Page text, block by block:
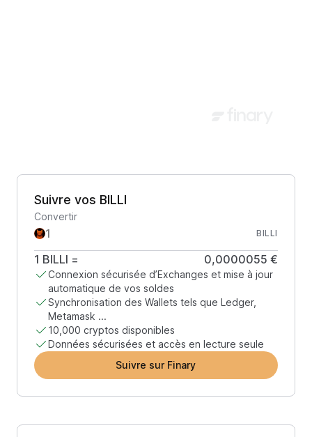
Suivre vos BILLI
Convertir
BILLI
1 BILLI = 0,0000055 €
Connexion sécurisée d’Exchanges et mise à jour
automatique de vos soldes
Synchronisation des Wallets tels que Ledger,
Metamask ...
10,000 cryptos disponibles
Données sécurisées et accès en lecture seule
Suivre sur Finary